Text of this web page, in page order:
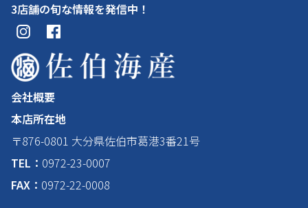
会社概要
本店所在地
〒876-0801 大分県佐伯市葛港3番21号
TEL： 0972-23-0007
FAX： 0972-22-0008
3店舗の旬な情報を発信中！